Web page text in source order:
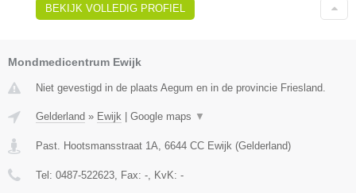
BEKIJK VOLLEDIG PROFIEL
Mondmedicentrum Ewijk
Niet gevestigd in de plaats Aegum en in de provincie Friesland.
Gelderland » Ewijk | Google maps ▼
Past. Hootsmansstraat 1A 6644 CC Ewijk (Gelderland)
Tel: 0487-522623 , Fax: - , KvK: -